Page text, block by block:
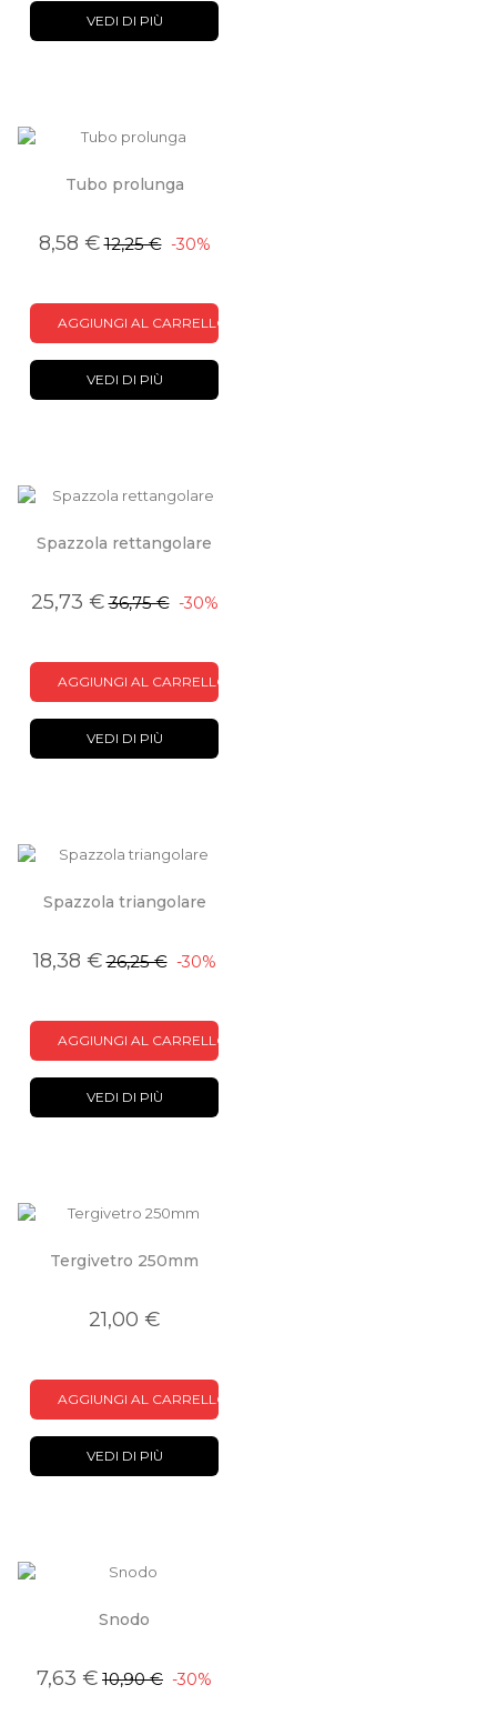
VEDI DI PIÙ
Tubo prolunga
8,58 €12,25 € -30%
AGGIUNGI AL CARRELLO
VEDI DI PIÙ
Spazzola rettangolare
25,73 €36,75 € -30%
AGGIUNGI AL CARRELLO
VEDI DI PIÙ
Spazzola triangolare
18,38 €26,25 € -30%
AGGIUNGI AL CARRELLO
VEDI DI PIÙ
Tergivetro 250mm
21,00 €
AGGIUNGI AL CARRELLO
VEDI DI PIÙ
Snodo
7,63 € 10,90 € -30%